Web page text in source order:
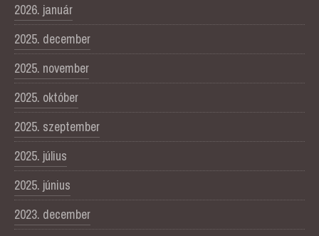
2026. január
2025. december
2025. november
2025. október
2025. szeptember
2025. július
2025. június
2023. december